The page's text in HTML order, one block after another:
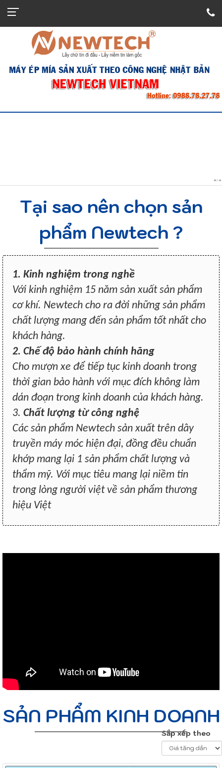
Tại sao nên chọn sản
phẩm Newtech ?
1. Kinh nghiệm trong nghề
Với kinh nghiệm 15 năm sản xuất sản phẩm
cơ khí. Newtech cho ra đời những sản phẩm
chất lượng mang đến sản phẩm tốt nhất cho
khách hàng.
2. Chế độ bảo hành chính hãng
Cho mượn xe để tiếp tục kinh doanh trong
thời gian bảo hành với mục đích không làm
dán đoạn trong kinh doanh của khách hàng.
3. Chất lượng từ công nghệ
Các sản phẩm Newtech sản xuất trên dây
truyền máy móc hiện đại, đồng đều chuẩn
khớp mang lại 1 sản phẩm chất lượng và
thẩm mỹ. Với mục tiêu mang lại niềm tin
trong lòng người việt về sản phẩm thương
hiệu Việt
SẢN PHẨM KINH DOANH
Sắp xếp theo